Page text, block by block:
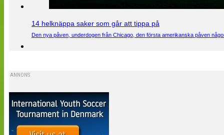
14 helknäppa saker som går att tippa på
Den nya påven, underdogen från Chicago, den första amerikanska påven
ANNONS